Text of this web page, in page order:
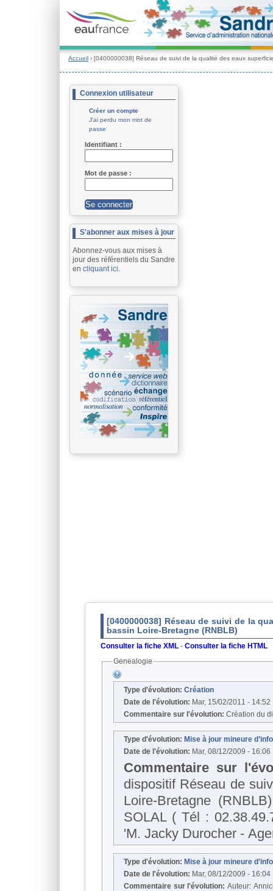
Accueil › [0400000038] Réseau de suivi de la qualité des eaux
Connexion utilisateur
Créer un compte
J'ai perdu mon mot de
passe
Identifiant :
Mot de passe :
S'abonner aux mises à jour
Abonnez-vous aux mises à
jour des référentiels du Sandre
en cliquant ici.
[0400000038] Réseau de suivi de la
bassin Loire-Bretagne (RNBLB)
Consulter la fiche XML - Consulter la fiche HTML
Généalogie
Type d'évolution: Création
Date de l'évolution: Mar, 15/02/2011 - 14:52
Commentaire sur l'évolution: Création du
Type d'évolution: Mise à jour mineure
Date de l'évolution: Mar, 08/12/2009 - 16:06
Commentaire sur
dispositif Réseau de suivi de
Loire-Bretagne (RNBLB) a été modifié.
SOLAL ( Tél : 02.38.49.75.79 ) - Agence de l'Eau Loire-Bretagne') devient
'M.
Type d'évolution: Mise à jour mineure
Date de l'évolution: Mar, 08/12/2009 - 16:04
Commentaire sur l'évolution: Auteur: